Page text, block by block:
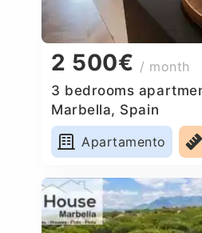
2 500€ / month
3 bedrooms
Marbella, Spain
Apartamento